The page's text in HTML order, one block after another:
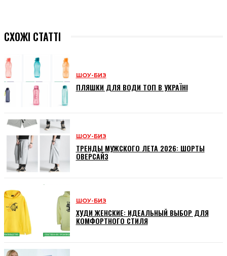
СХОЖІ СТАТТІ
ШОУ-БИЗ
ПЛЯШКИ ДЛЯ ВОДИ ТОП В УКРАЇНІ
ШОУ-БИЗ
ТРЕНДЫ МУЖСКОГО ЛЕТА 2026: ШОРТЫ
ОВЕРСАЙЗ
ШОУ-БИЗ
ХУДИ ЖЕНСКИЕ: ИДЕАЛЬНЫЙ ВЫБОР ДЛЯ
КОМФОРТНОГО СТИЛЯ